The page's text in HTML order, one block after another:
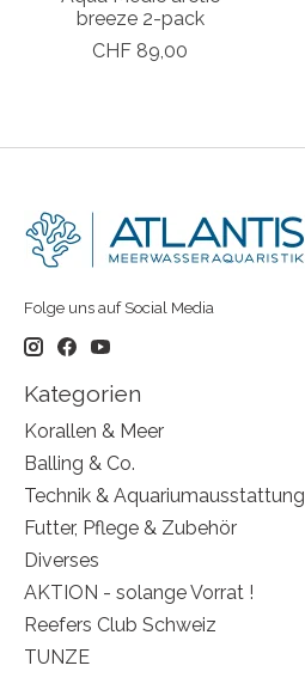
breeze 2-pack
CHF 89,00
Folge uns auf Social Media
Kategorien
Korallen & Meer
Balling & Co.
Technik & Aquariumausstattung
Futter, Pflege & Zubehör
Diverses
AKTION - solange Vorrat !
Reefers Club Schweiz
TUNZE